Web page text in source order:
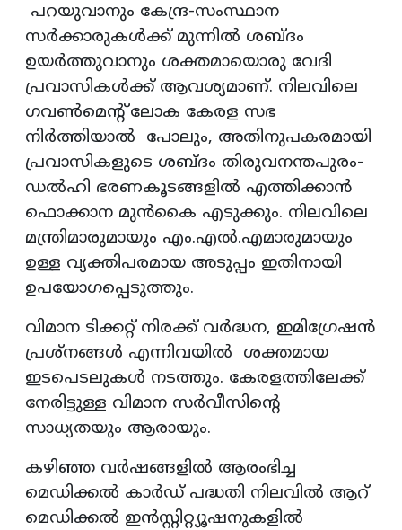
പറയുവാനും കേന്ദ്ര-സംസ്ഥാന
സർക്കാരുകൾക്ക് മുന്നിൽ ശബ്ദം
ഉയർത്തുവാനും ശക്തമായൊരു വേദി
പ്രവാസികൾക്ക് ആവശ്യമാണ്. നിലവിലെ
ഗവൺമെന്റ് ലോക കേരള സഭ
നിർത്തിയാൽ പോലും, അതിനുപകരമായി
പ്രവാസികളുടെ ശബ്ദം തിരുവനന്തപുരം-
ഡൽഹി ഭരണകൂടങ്ങളിൽ എത്തിക്കാൻ
ഫൊക്കാന മുൻകൈ എടുക്കും. നിലവിലെ
മന്ത്രിമാരുമായും എം.എൽ.എമാരുമായും
ഉള്ള വ്യക്തിപരമായ അടുപ്പം ഇതിനായി
ഉപയോഗപ്പെടുത്തും.
വിമാന ടിക്കറ്റ് നിരക്ക് വർദ്ധന, ഇമിഗ്രേഷൻ
പ്രശ്നങ്ങൾ എന്നിവയിൽ ശക്തമായ
ഇടപെടലുകൾ നടത്തും. കേരളത്തിലേക്ക്
നേരിട്ടുള്ള വിമാന സർവീസിന്റെ
സാധ്യതയും ആരായും.
കഴിഞ്ഞ വർഷങ്ങളിൽ ആരംഭിച്ച
മെഡിക്കൽ കാർഡ് പദ്ധതി നിലവിൽ ആറ്
മെഡിക്കൽ ഇൻസ്റ്റിറ്റ്യൂഷനുകളിൽ